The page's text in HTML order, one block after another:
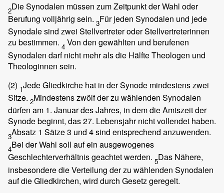
2Die Synodalen müssen zum Zeitpunkt der Wahl oder
Berufung volljährig sein. 3Für jeden Synodalen und jede
Synodale sind zwei Stellvertreter oder Stellvertreterinnen
zu bestimmen. 4 Von den gewählten und berufenen
Synodalen darf nicht mehr als die Hälfte Theologen und
Theologinnen sein.
(2) 1Jede Gliedkirche hat in der Synode mindestens zwei
Sitze. 2Mindestens zwölf der zu wählenden Synodalen
dürfen am 1. Januar des Jahres, in dem die Amtszeit der
Synode beginnt, das 27. Lebensjahr nicht vollendet haben.
3Absatz 1 Sätze 3 und 4 sind entsprechend anzuwenden.
4Bei der Wahl soll auf ein ausgewogenes
Geschlechterverhältnis geachtet werden. 5Das Nähere,
insbesondere die Verteilung der zu wählenden Synodalen
auf die Gliedkirchen, wird durch Gesetz geregelt.